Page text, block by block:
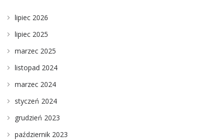
lipiec 2026
lipiec 2025
marzec 2025
listopad 2024
marzec 2024
styczeń 2024
grudzień 2023
październik 2023